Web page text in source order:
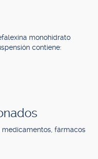
monohidrato
contiene:
fármacos